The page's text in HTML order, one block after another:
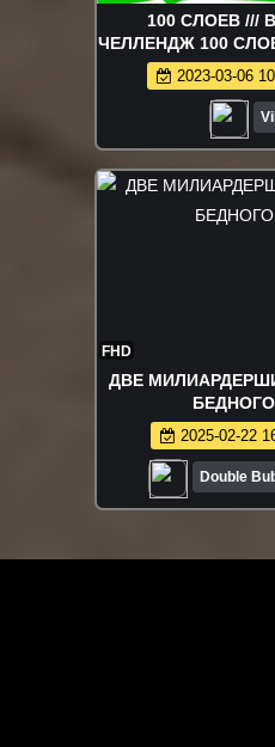
100 СЛОЕВ ///
ЧЕЛЛЕНДЖ 100
на Губах 100
Вики
2023-03-06
FHD
ДВЕ
2025-02-22
Double